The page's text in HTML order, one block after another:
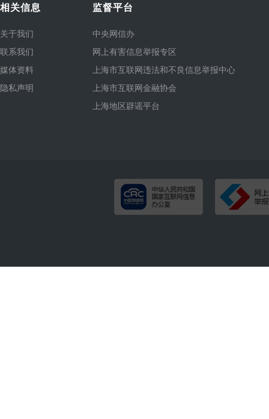
相关信息
关于我们
联系我们
媒体资料
隐私声明
监督平台
中央网信办
网上有害信息举报专区
上海市互联网违法和不良信息举报中心
上海市互联网金融协会
上海地区辟谣平台